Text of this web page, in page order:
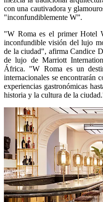
con una cautivadora y
"inconfundiblemente W”.
"W Roma es el primer Hotel
inconfundible visión del lujo
de la ciudad", afirma Candice
de lujo de Marriott
África. "W Roma es un
internacionales se encontrarán
experiencias gastronómicas
historia y la cultura de la